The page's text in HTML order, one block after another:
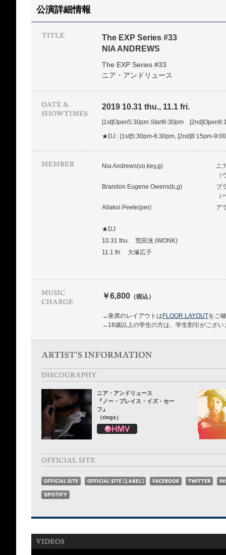
公演詳細情報
The EXP Series #33
NIA ANDREWS
The EXP Series #33
ニア・アンドリュース
2019 10.31 thu., 11.1 fri.
[1st]Open5:30pm Start6:30pm
★DJ : [1st]5:30pm-6:30pm, [2nd]8:15pm-
Nia Andrews(vo,key,g)
ニ
Brandon Eugene Owens(b,g)
ブ
Allakoi Peete(per)
ア
★DJ
10.31 thu. 荒田洸 (WONK)
11.1 fri. 大塚広子
￥6,800 （税込）
→座席のレイアウトは FLOOR LAYOUTをご
→18歳以上の学生の方は、学生割引がござい
ニア・アンドリュース
『ノー・プレイス・イズ・セー
フ』
（rings）